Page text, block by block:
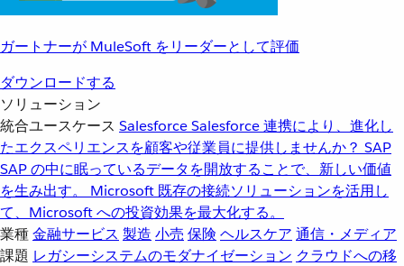
ガートナーが MuleSoft をリーダーとして評価
ダウンロードする
ソリューション
統合ユースケース SalesforceSalesforce 連携により、進化し
たエクスペリエンスを顧客や従業員に提供しませんか？ SAP
SAP の中に眠っているデータを開放することで、新しい価値
を生み出す。
Microsoft 既存の接続ソリューションを活用し
て、Microsoft への投資効果を最大化する。
業種金融サービス 製造 小売 保険 ヘルスケア 通信・メディア
課題 レガシーシステムのモダナイゼーション クラウドへの移